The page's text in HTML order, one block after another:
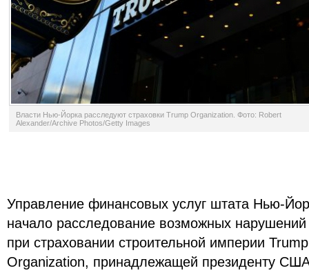
Власти Нью-Йорка расследуют страховки Trump Organization. Фото: Robert
Alexander/Archive Photos/Getty Images
Управление финансовых услуг штата Нью-
начало расследование возможных нарушений
при страховании строительной империи Trump
Organization, принадлежащей президенту